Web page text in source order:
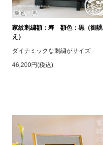
家紋刺繍額：寿 額色：黒（御誂
え）
ダイナミックな刺繍がサイズ
46,200円(税込)